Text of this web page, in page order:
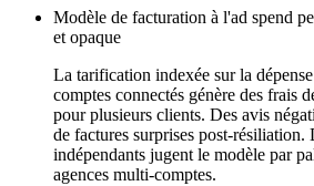
Modèle de facturation à l'ad spend
et opaque
La tarification indexée sur la
comptes connectés génère des frais
pour plusieurs clients. Des avis
de factures surprises post-résiliation.
indépendants jugent le modèle par
agences multi-comptes.